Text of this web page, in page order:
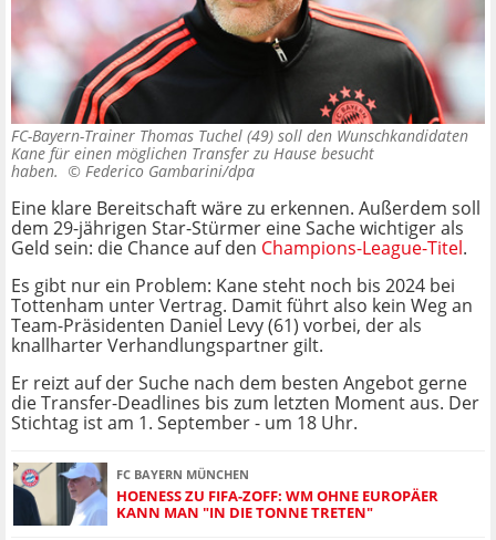
FC-Bayern-Trainer Thomas Tuchel (49) soll den Wunschkandidaten
Kane für einen möglichen Transfer zu Hause besucht
haben. © Federico Gambarini/dpa
Eine klare Bereitschaft wäre zu erkennen. Außerdem soll
dem 29-jährigen Star-Stürmer eine Sache wichtiger als
Geld sein: die Chance auf den Champions-League-Titel.
Es gibt nur ein Problem: Kane steht noch bis 2024 bei
Tottenham unter Vertrag. Damit führt also kein Weg an
Team-Präsidenten Daniel Levy (61) vorbei, der als
knallharter Verhandlungspartner gilt.
Er reizt auf der Suche nach dem besten Angebot gerne
die Transfer-Deadlines bis zum letzten Moment aus. Der
Stichtag ist am 1. September - um 18 Uhr.
FC BAYERN MÜNCHEN
HOENESS ZU FIFA-ZOFF: WM OHNE EUROPÄER K
ANN MAN "IN DIE TONNE TRETEN"